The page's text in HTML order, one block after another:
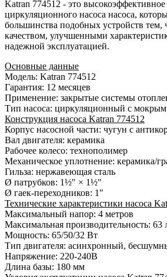
Katran 774512 - это
циркуляционного насоса насоса,
большинства подобных устройств тем,
качеством, улучшенными
надежной эксплуатацией.
Основные данные
Модель: Katran 774512
Гарантия: 12 месяцев
Применение: закрытые системы
Тип насоса: циркуляционный с
Конструкция насоса Katran 774512
Корпус насосной части: чугун с
Вал двигателя: керамика
Рабочее колесо: технополимер
Механическое уплотнение: керамика/
Гильза: нержавеющая сталь
Ø патрубков: 1½" × 1½"
Ø гаек-переходников: 1"
Технические характеристики насоса
Максимальный напор: 4 метров
Максимальная производительность: 63
Мощность: 65/50/32 Вт
Тип двигателя: асинхронный,
Напряжение: 220-240В
Длина базы: 180 мм